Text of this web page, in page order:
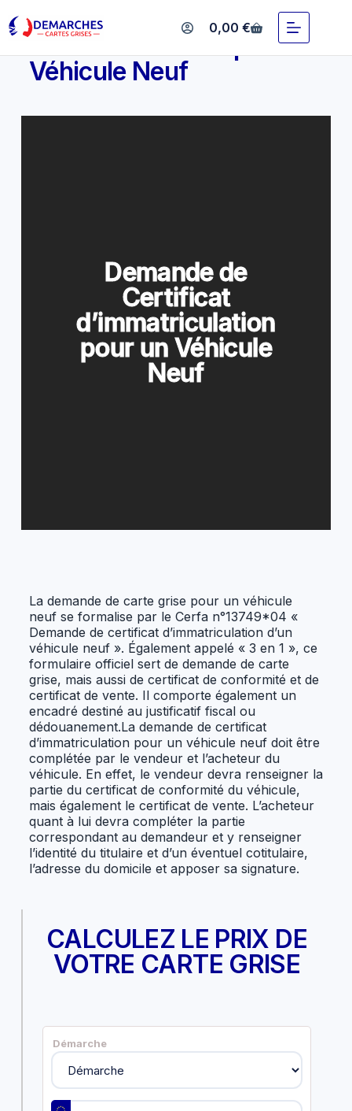
0,00€
Demande de Certificat
d’immatriculation pour un
Véhicule Neuf
Demande de
Certificat
d’immatriculation
pour un Véhicule
Neuf
La demande de carte grise pour un véhicule
neuf se formalise par le Cerfa n°13749*04 «
Demande de certificat d’immatriculation d’un
véhicule neuf ». Également appelé « 3 en 1 », ce
formulaire officiel sert de demande de carte
grise, mais aussi de certificat de conformité et de
certificat de vente. Il comporte également un
encadré destiné au justificatif fiscal ou
dédouanement.La demande de certificat
d’immatriculation pour un véhicule neuf doit être
complétée par le vendeur et l’acheteur du
véhicule. En effet, le vendeur devra renseigner la
partie du certificat de conformité du véhicule,
mais également le certificat de vente. L’acheteur
quant à lui devra compléter la partie
correspondant au demandeur et y renseigner
l’identité du titulaire et d’un éventuel cotitulaire,
l’adresse du domicile et apposer sa signature.
CALCULEZ LE PRIX DE
VOTRE CARTE GRISE
Démarche